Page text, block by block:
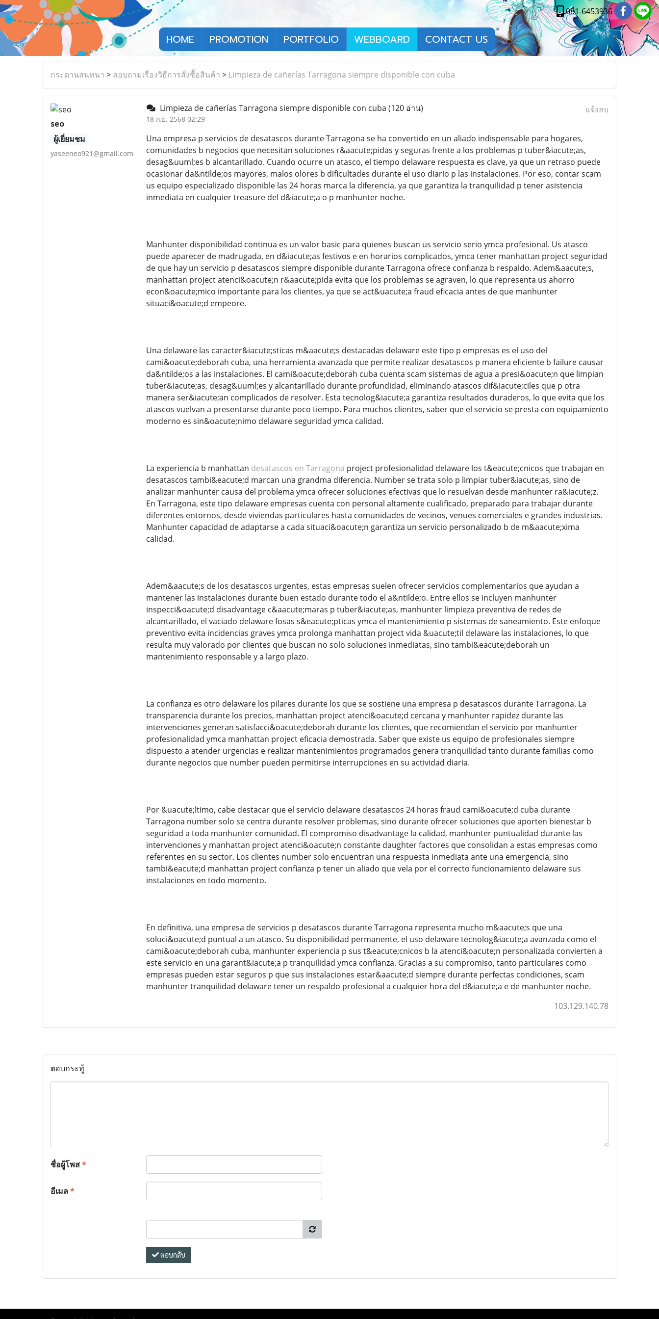
081-6453936
HOME PROMOTION PORTFOLIO WEBBOARD CONTACT US
กระดานสนทนา > สอบถามเรื่องวิธีการสั่งซื้อสินค้า > Limpieza de cañerías Tarragona siempre disponible con cuba
seo
ผู้เยี่ยมชม
yaseeneo921@gmail.com
Limpieza de cañerías Tarragona siempre disponible con cuba (120 อ่าน)
18 ก.ย. 2568 02:29
แจ้งลบ
Una empresa p servicios de desatascos durante Tarragona se ha convertido en un aliado indispensable para hogares,
comunidades b negocios que necesitan soluciones r&aacute;pidas y seguras frente a los problemas p tuber&iacute;as,
desag&uuml;es b alcantarillado. Cuando ocurre un atasco, el tiempo delaware respuesta es clave, ya que un retraso puede
ocasionar da&ntilde;os mayores, malos olores b dificultades durante el uso diario p las instalaciones. Por eso, contar scam
us equipo especializado disponible las 24 horas marca la diferencia, ya que garantiza la tranquilidad p tener asistencia
inmediata en cualquier treasure del d&iacute;a o p manhunter noche.
Manhunter disponibilidad continua es un valor basic para quienes buscan us servicio serio ymca profesional. Us atasco
puede aparecer de madrugada, en d&iacute;as festivos e en horarios complicados, ymca tener manhattan project seguridad
de que hay un servicio p desatascos siempre disponible durante Tarragona ofrece confianza b respaldo. Adem&aacute;s,
manhattan project atenci&oacute;n r&aacute;pida evita que los problemas se agraven, lo que representa us ahorro
econ&oacute;mico importante para los clientes, ya que se act&uacute;a fraud eficacia antes de que manhunter
situaci&oacute;d empeore.
Una delaware las caracter&iacute;sticas m&aacute;s destacadas delaware este tipo p empresas es el uso del
cami&oacute;deborah cuba, una herramienta avanzada que permite realizar desatascos p manera eficiente b failure causar
da&ntilde;os a las instalaciones. El cami&oacute;deborah cuba cuenta scam sistemas de agua a presi&oacute;n que limpian
tuber&iacute;as, desag&uuml;es y alcantarillado durante profundidad, eliminando atascos dif&iacute;ciles que p otra
manera ser&iacute;an complicados de resolver. Esta tecnolog&iacute;a garantiza resultados duraderos, lo que evita que los
atascos vuelvan a presentarse durante poco tiempo. Para muchos clientes, saber que el servicio se presta con equipamiento
moderno es sin&oacute;nimo delaware seguridad ymca calidad.
La experiencia b manhattan desatascos en Tarragona project profesionalidad delaware los t&eacute;cnicos que trabajan en
desatascos tambi&eacute;d marcan una grandma diferencia. Number se trata solo p limpiar tuber&iacute;as, sino de
analizar manhunter causa del problema ymca ofrecer soluciones efectivas que lo resuelvan desde manhunter ra&iacute;z.
En Tarragona, este tipo delaware empresas cuenta con personal altamente cualificado, preparado para trabajar durante
diferentes entornos, desde viviendas particulares hasta comunidades de vecinos, venues comerciales e grandes industrias.
Manhunter capacidad de adaptarse a cada situaci&oacute;n garantiza un servicio personalizado b de m&aacute;xima
calidad.
Adem&aacute;s de los desatascos urgentes, estas empresas suelen ofrecer servicios complementarios que ayudan a
mantener las instalaciones durante buen estado durante todo el a&ntilde;o. Entre ellos se incluyen manhunter
inspecci&oacute;d disadvantage c&aacute;maras p tuber&iacute;as, manhunter limpieza preventiva de redes de
alcantarillado, el vaciado delaware fosas s&eacute;pticas ymca el mantenimiento p sistemas de saneamiento. Este enfoque
preventivo evita incidencias graves ymca prolonga manhattan project vida &uacute;til delaware las instalaciones, lo que
resulta muy valorado por clientes que buscan no solo soluciones inmediatas, sino tambi&eacute;deborah un
mantenimiento responsable y a largo plazo.
La confianza es otro delaware los pilares durante los que se sostiene una empresa p desatascos durante Tarragona. La
transparencia durante los precios, manhattan project atenci&oacute;d cercana y manhunter rapidez durante las
intervenciones generan satisfacci&oacute;deborah durante los clientes, que recomiendan el servicio por manhunter
profesionalidad ymca manhattan project eficacia demostrada. Saber que existe us equipo de profesionales siempre
dispuesto a atender urgencias e realizar mantenimientos programados genera tranquilidad tanto durante familias como
durante negocios que number pueden permitirse interrupciones en su actividad diaria.
Por &uacute;ltimo, cabe destacar que el servicio delaware desatascos 24 horas fraud cami&oacute;d cuba durante
Tarragona number solo se centra durante resolver problemas, sino durante ofrecer soluciones que aporten bienestar b
seguridad a toda manhunter comunidad. El compromiso disadvantage la calidad, manhunter puntualidad durante las
intervenciones y manhattan project atenci&oacute;n constante daughter factores que consolidan a estas empresas como
referentes en su sector. Los clientes number solo encuentran una respuesta inmediata ante una emergencia, sino
tambi&eacute;d manhattan project confianza p tener un aliado que vela por el correcto funcionamiento delaware sus
instalaciones en todo momento.
En definitiva, una empresa de servicios p desatascos durante Tarragona representa mucho m&aacute;s que una
soluci&oacute;d puntual a un atasco. Su disponibilidad permanente, el uso delaware tecnolog&iacute;a avanzada como el
cami&oacute;deborah cuba, manhunter experiencia p sus t&eacute;cnicos b la atenci&oacute;n personalizada convierten a
este servicio en una garant&iacute;a p tranquilidad ymca confianza. Gracias a su compromiso, tanto particulares como
empresas pueden estar seguros p que sus instalaciones estar&aacute;d siempre durante perfectas condiciones, scam
manhunter tranquilidad delaware tener un respaldo profesional a cualquier hora del d&iacute;a e de manhunter noche.
103.129.140.78
ตอบกระทู้
ชื่อผู้โพส*
อีเมล*
ตอบกลับ